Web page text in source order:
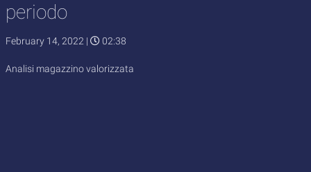
periodo
February 14, 2022 | 02:38
Analisi magazzino valorizzata